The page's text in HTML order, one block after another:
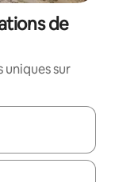
de
uniques sur
flèches vers le